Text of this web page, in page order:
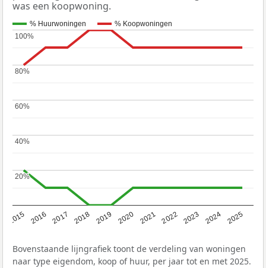
was een koopwoning.
% Huurwoningen % Koopwoningen
2015 2016 2017 2018 2019 2020 2021 2022 2023 2024 2025
20%
20%
40%
40%
60%
60%
80%
80%
100%
100%
Bovenstaande lijngrafiek toont de verdeling van woningen
naar type eigendom, koop of huur, per jaar tot en met 2025.